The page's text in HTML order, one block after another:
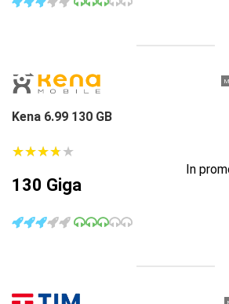
Kena 6.99 130 GB
★★★★★
★★★★★
130 Giga
In